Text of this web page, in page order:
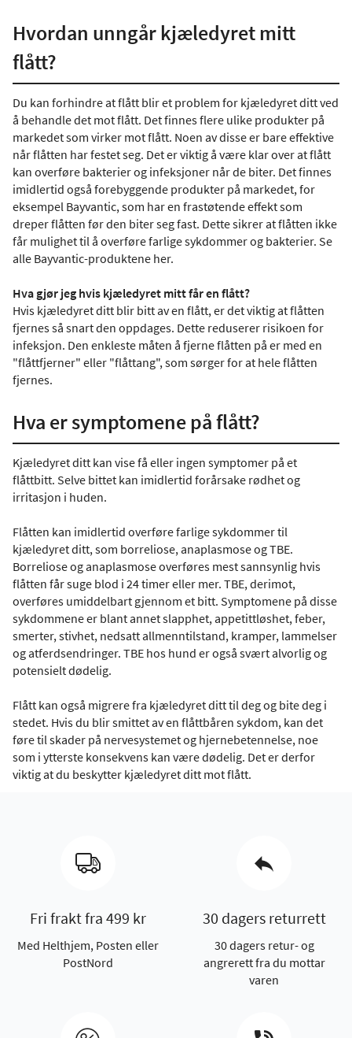
Hvordan unngår kjæledyret mitt
flått?
Du kan forhindre at flått blir et problem for kjæledyret ditt ved
å behandle det mot flått. Det finnes flere ulike produkter på
markedet som virker mot flått. Noen av disse er bare effektive
når flåtten har festet seg. Det er viktig å være klar over at flått
kan overføre bakterier og infeksjoner når de biter. Det finnes
imidlertid også forebyggende produkter på markedet, for
eksempel Bayvantic, som har en frastøtende effekt som
dreper flåtten før den biter seg fast. Dette sikrer at flåtten ikke
får mulighet til å overføre farlige sykdommer og bakterier. Se
alle Bayvantic-produktene her.
Hva gjør jeg hvis kjæledyret mitt får en flått?
Hvis kjæledyret ditt blir bitt av en flått, er det viktig at flåtten
fjernes så snart den oppdages. Dette reduserer risikoen for
infeksjon. Den enkleste måten å fjerne flåtten på er med en
"flåttfjerner" eller "flåttang", som sørger for at hele flåtten
fjernes.
Hva er symptomene på flått?
Kjæledyret ditt kan vise få eller ingen symptomer på et
flåttbitt. Selve bittet kan imidlertid forårsake rødhet og
irritasjon i huden.
Flåtten kan imidlertid overføre farlige sykdommer til
kjæledyret ditt, som borreliose, anaplasmose og TBE.
Borreliose og anaplasmose overføres mest sannsynlig hvis
flåtten får suge blod i 24 timer eller mer. TBE, derimot,
overføres umiddelbart gjennom et bitt. Symptomene på disse
sykdommene er blant annet slapphet, appetittløshet, feber,
smerter, stivhet, nedsatt allmenntilstand, kramper, lammelser
og atferdsendringer. TBE hos hund er også svært alvorlig og
potensielt dødelig.
Flått kan også migrere fra kjæledyret ditt til deg og bite deg i
stedet. Hvis du blir smittet av en flåttbåren sykdom, kan det
føre til skader på nervesystemet og hjernebetennelse, noe
som i ytterste konsekvens kan være dødelig. Det er derfor
viktig at du beskytter kjæledyret ditt mot flått.
Fri frakt fra 499 kr
Med Helthjem, Posten eller
PostNord
30 dagers returrett
30 dagers retur- og
angrerett fra du mottar
varen